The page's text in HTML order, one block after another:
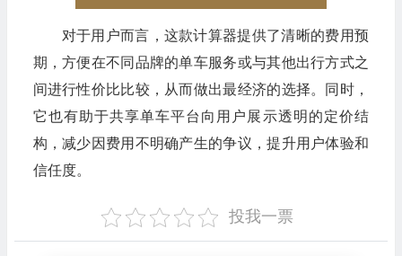
对于用户而言，这款计算器提供了清晰的费用预
期，方便在不同品牌的单车服务或与其他出行方式之
间进行性价比比较，从而做出最经济的选择。同时，
它也有助于共享单车平台向用户展示透明的定价结
构，减少因费用不明确产生的争议，提升用户体验和
信任度。
投我一票